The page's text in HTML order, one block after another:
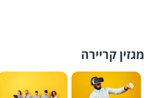
מגזין קריירה